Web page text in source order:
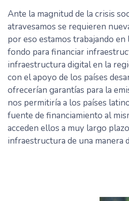
Ante la magnitud de la crisis
atravesamos se requieren
por eso estamos trabajando
fondo para financiar
infraestructura digital en la
con el apoyo de los países
ofrecerían garantías para la
nos permitiría a los países
fuente de financiamiento al
acceden ellos a muy largo
infraestructura de una manera